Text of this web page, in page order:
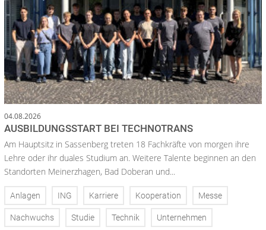
04.08.2026
AUSBILDUNGSSTART BEI TECHNOTRANS
Am Hauptsitz in Sassenberg treten 18 Fachkräfte von morgen ihre
Lehre oder ihr duales Studium an. Weitere Talente beginnen an den
Standorten Meinerzhagen, Bad Doberan und...
Anlagen ING Karriere Kooperation Messe
Nachwuchs Studie Technik Unternehmen